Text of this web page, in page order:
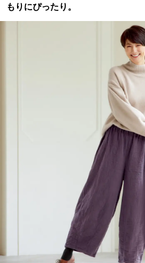
もりにぴったり。